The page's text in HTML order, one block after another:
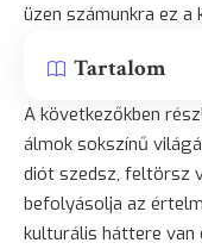
üzen számunkra ez
Tartalom
A következőkben
álmok sokszínű
diót szedsz, feltörsz
befolyásolja az
kulturális háttere van